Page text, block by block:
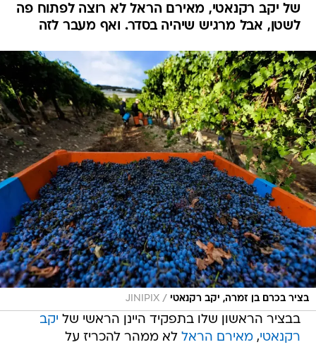
של יקב רקנאטי, מאירם הראל לא רוצה לפתוח פה
לשטן, אבל מרגיש שיהיה בסדר. ואף מעבר לזה
בציר בכרם בן זמרה, יקב רקנאטי /
JINIPIX
בבציר הראשון שלו בתפקיד היינן הראשי של יקב
רקנאטי,מאירם הראל לא ממהר להכריז על